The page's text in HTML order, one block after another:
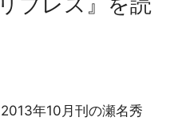
年10月刊の瀬名秀